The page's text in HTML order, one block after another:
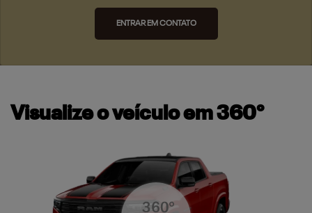
ENTRAR EM CONTATO
Visualize o veículo em 360°